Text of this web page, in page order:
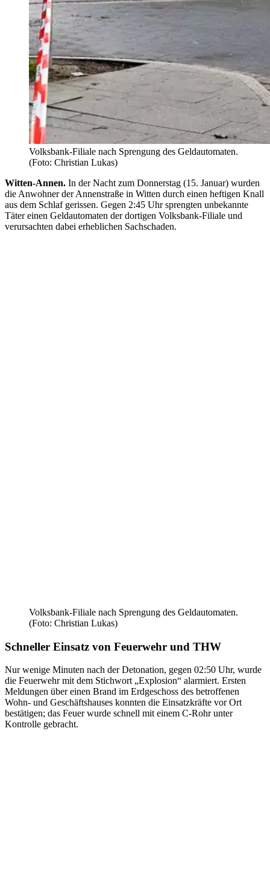
Volksbank-Filiale nach Sprengung des Geldautomaten.
(Foto: Christian Lukas)
Witten-Annen. In der Nacht zum Donnerstag (15. Januar) wurden
die Anwohner der Annenstraße in Witten durch einen heftigen Knall
aus dem Schlaf gerissen. Gegen 2:45 Uhr sprengten unbekannte
Täter einen Geldautomaten der dortigen Volksbank-Filiale und
verursachten dabei erheblichen Sachschaden.
Volksbank-Filiale nach Sprengung des Geldautomaten.
(Foto: Christian Lukas)
Schneller Einsatz von Feuerwehr und THW
Nur wenige Minuten nach der Detonation, gegen 02:50 Uhr, wurde
die Feuerwehr mit dem Stichwort „Explosion“ alarmiert. Ersten
Meldungen über einen Brand im Erdgeschoss des betroffenen
Wohn- und Geschäftshauses konnten die Einsatzkräfte vor Ort
bestätigen; das Feuer wurde schnell mit einem C-Rohr unter
Kontrolle gebracht.